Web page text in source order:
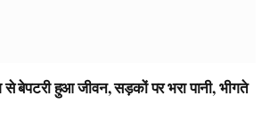
से बेपटरी हुआ जीवन, सड़कों पर भरा पानी, भीगते